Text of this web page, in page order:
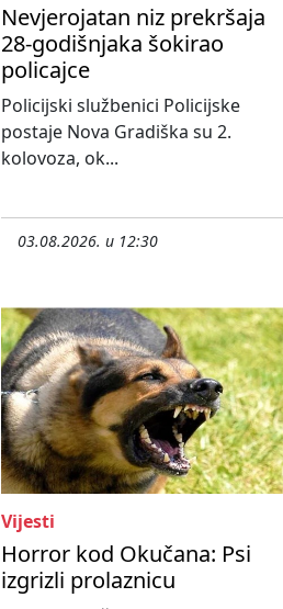
Nevjerojatan niz prekršaja
28-godišnjaka šokirao
policajce
Policijski službenici Policijske
postaje Nova Gradiška su 2.
kolovoza, ok...
03.08.2026. u 12:30
Vijesti
Horror kod Okučana: Psi
izgrizli prolaznicu